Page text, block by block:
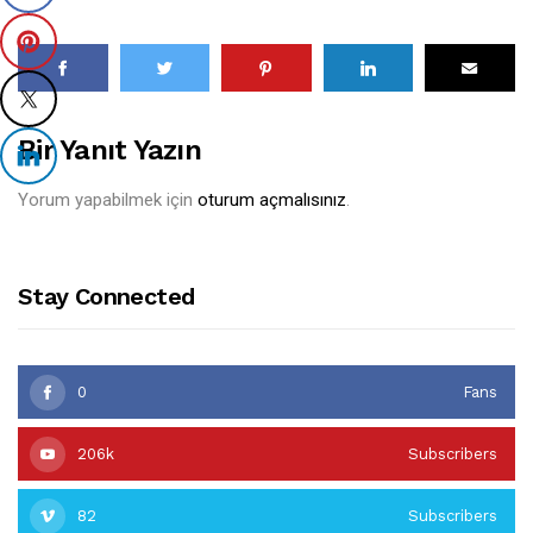
Bir Yanıt Yazın
Yorum yapabilmek için oturum açmalısınız.
Stay Connected
0 Fans
206k Subscribers
82 Subscribers